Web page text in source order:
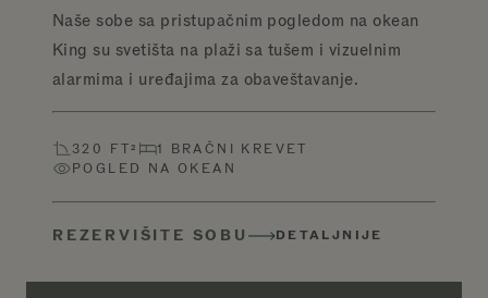
Naše sobe sa pristupačnim pogledom na okean
King su svetišta na plaži sa tušem i vizuelnim
alarmima i uređajima za obaveštavanje.
320 FT²
1 BRAČNI KREVET
POGLED NA OKEAN
REZERVIŠITE SOBU DETALJNIJE